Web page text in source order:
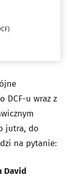
DCF-u wraz z
jutra, do
na pytanie:
David